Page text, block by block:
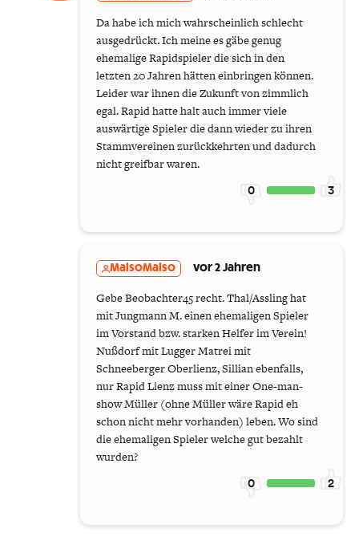
Da habe ich mich wahrscheinlich schlecht
ausgedrückt. Ich meine es gäbe genug
ehemalige Rapidspieler die sich in den
letzten 20 Jahren hätten einbringen können.
Leider war ihnen die Zukunft von zimmlich
egal. Rapid hatte halt auch immer viele
auswärtige Spieler die dann wieder zu ihren
Stammvereinen zurückkehrten und dadurch
nicht greifbar waren.
0 3
MalsoMalso vor 2 Jahren
Gebe Beobachter45 recht. Thal/Assling hat
mit Jungmann M. einen ehemaligen Spieler
im Vorstand bzw. starken Helfer im Verein!
Nußdorf mit Lugger Matrei mit
Schneeberger Oberlienz, Sillian ebenfalls,
nur Rapid Lienz muss mit einer One-man-
show Müller (ohne Müller wäre Rapid eh
schon nicht mehr vorhanden) leben. Wo sind
die ehemaligen Spieler welche gut bezahlt
wurden?
0 2